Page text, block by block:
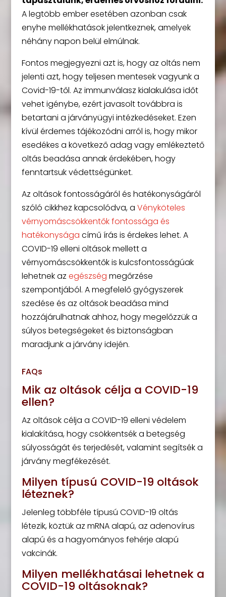
A legtöbb ember esetében azonban csak
enyhe mellékhatások jelentkeznek, amelyek
néhány napon belül elmúlnak.
Fontos megjegyezni azt is, hogy az oltás nem
jelenti azt, hogy teljesen mentesek vagyunk a
Covid-19-től. Az immunválasz kialakulása időt
vehet igénybe, ezért javasolt továbbra is
betartani a járványügyi intézkedéseket. Ezen
kívül érdemes tájékozódni arról is, hogy mikor
esedékes a következő adag vagy emlékeztető
oltás beadása annak érdekében, hogy
fenntartsuk védettségünket.
Az oltások fontosságáról és hatékonyságáról
szóló cikkhez kapcsolódva, a Vényköteles
vérnyomáscsökkentők fontossága és
hatékonysága című írás is érdekes lehet. A
COVID-19 elleni oltások mellett a
vérnyomáscsökkentők is kulcsfontosságúak
lehetnek az egészség megőrzése
szempontjából. A megfelelő gyógyszerek
szedése és az oltások beadása mind
hozzájárulhatnak ahhoz, hogy megelőzzük a
súlyos betegségeket és biztonságban
maradjunk a járvány idején.
FAQs
Mik az oltások célja a COVID-19
ellen?
Az oltások célja a COVID-19 elleni védelem
kialakítása, hogy csökkentsék a betegség
súlyosságát és terjedését, valamint segítsék a
járvány megfékezését.
Milyen típusú COVID-19 oltások
léteznek?
Jelenleg többféle típusú COVID-19 oltás
létezik, köztük az mRNA alapú, az adenovírus
alapú és a hagyományos fehérje alapú
vakcinák.
Milyen mellékhatásai lehetnek a
COVID-19 oltásoknak?